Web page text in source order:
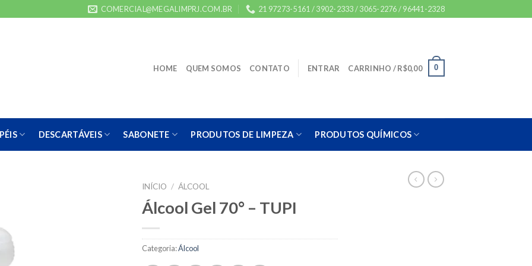
COMERCIAL@MEGALIMPRJ.COM.BR 21 97273-5161 / 3902-2333 / 3065-2276 / 96441-2328
HOME QUEM SOMOS CONTATO ENTRAR CARRINHO /R$0,00 0
DESCARTÁVEIS SABONETE PRODUTOS DE LIMPEZA PRODUTOS QUÍMICOS
INÍCIO / ÁLCOOL
Álcool Gel 70° – TUPI
Categoria:Álcool